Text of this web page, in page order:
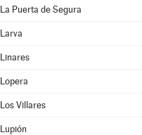
La Puerta de Segura
Larva
Linares
Lopera
Los Villares
Lupión